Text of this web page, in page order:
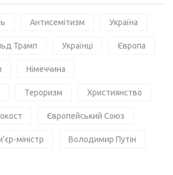
Антисемітизм Україна
Трамп Українці Європа
Німеччина
Тероризм Християнство
Європейський Союз
міністр Володимир Путін